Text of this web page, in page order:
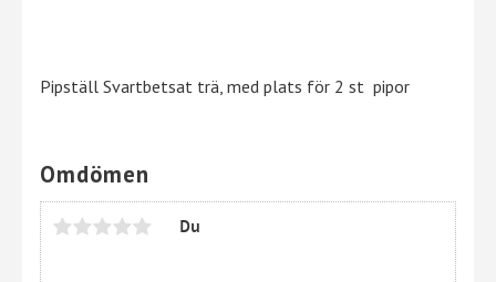
Pipställ Svartbetsat trä, med plats för 2 st pipor
Omdömen
Du